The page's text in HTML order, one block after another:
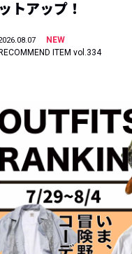
ットアップ！
NEW
RECOMMEND ITEM vol.334